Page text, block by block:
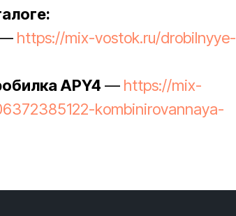
https://mix-vostok.ru/drobilnyye-
APY4 — https://mix-
kombinirovannaya-